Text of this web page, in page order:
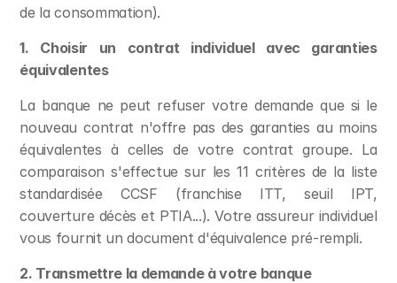
de la consommation).
1. Choisir un contrat individuel avec garanties
équivalentes
La banque ne peut refuser votre demande que si le
nouveau contrat n'offre pas des garanties au moins
équivalentes à celles de votre contrat groupe. La
comparaison s'effectue sur les 11 critères de la liste
standardisée CCSF (franchise ITT, seuil IPT,
couverture décès et PTIA...). Votre assureur individuel
vous fournit un document d'équivalence pré-rempli.
2. Transmettre la demande à votre banque